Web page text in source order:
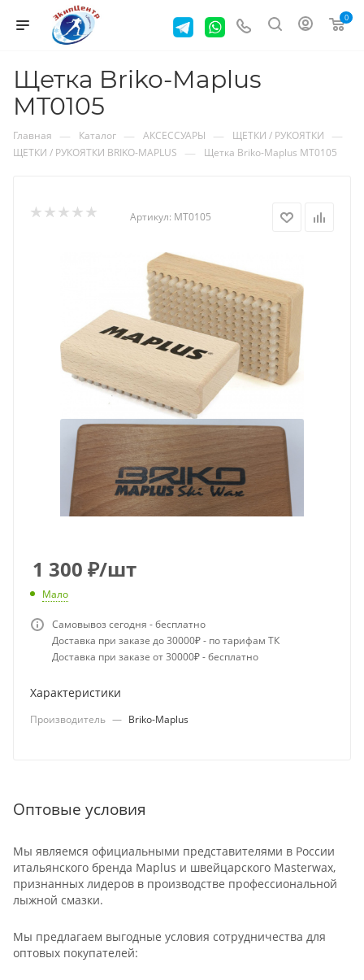
0
Щетка Briko-Maplus
MT0105
Главная — Каталог — АКСЕССУАРЫ — ЩЕТКИ / РУКОЯТКИ —
ЩЕТКИ / РУКОЯТКИ BRIKO-MAPLUS — Щетка Briko-Maplus MT0105
Артикул: MT0105
1 300 ₽/шт
Мало
Самовывоз сегодня - бесплатно
Доставка при заказе до 30000₽ - по тарифам ТК
Доставка при заказе от 30000₽ - бесплатно
Характеристики
Производитель — Briko-Maplus
Оптовые условия
Мы являемся официальными представителями в России
итальянского бренда Maplus и швейцарского Masterwax,
признанных лидеров в производстве профессиональной
лыжной смазки.
Мы предлагаем выгодные условия сотрудничества для
оптовых покупателей: